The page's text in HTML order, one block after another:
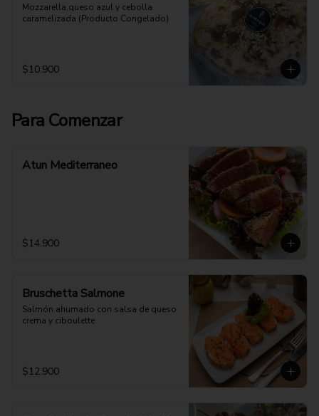
Mozzarella,queso azul y cebolla
caramelizada (Producto Congelado)
$10.900
Para Comenzar
Atun Mediterraneo
$14.900
Bruschetta Salmone
Salmón ahumado con salsa de queso
crema y ciboulette
$12.900